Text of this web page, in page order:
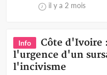
il y a 2 mois
Info
Côte d'Ivoire
l'urgence d'un
l'incivisme